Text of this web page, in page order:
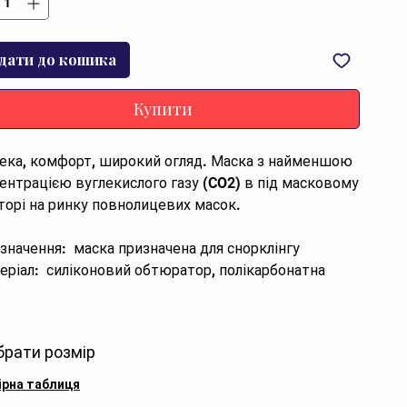
до кошика
Купити
комфорт, широкий огляд. Маска з найменшою
вуглекислого газу (CO2) в під масковому
на ринку повнолицевих масок.
та інженери ставили перед собою завдання
не тільки комфортну і красиву, але головне,
розмір
таблиця